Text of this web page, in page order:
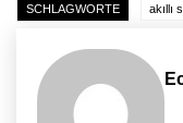
SCHLAGWORTE akıllı